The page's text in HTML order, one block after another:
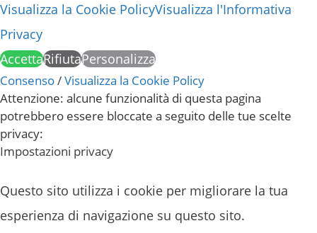
Visualizza la Cookie PolicyVisualizza l'Informativa
Privacy
AccettaRifiutaPersonalizza
Consenso/Visualizza la Cookie Policy
Attenzione: alcune funzionalità di questa pagina
potrebbero essere bloccate a seguito delle tue scelte
privacy:
Impostazioni privacy
Questo sito utilizza i cookie per migliorare la tua
esperienza di navigazione su questo sito.